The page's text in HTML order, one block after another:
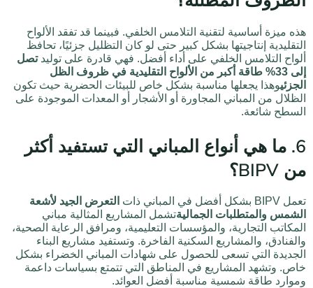
هذه ميزة أساسية لتقنية التلامس الخلفي. فبينما قد تفقد الألواح
التقليدية إنتاجيتها بشكل كبير حتى لو كان التظليل جزئيًا، تحافظ
ألواح التلامس الخلفي على أداء أفضل. فهي قادرة على توليدتصل
إلى 33% طاقة أكبر من الألواح التقليدية في ظروف الظل
الجزئيوهذا يجعلها مناسبة بشكل خاص للبيئات الحضرية حيث تكون
الظلال من المباني المجاورة أو الأشجار أو المعدات الموجودة على
السطح شائعة.
6. ما هي أنواع المباني التي تستفيد أكثر
من BIPV؟
تعمل BIPV بشكل أفضل في المباني ذات
التعرض الجيد لأشعة
الشمس والمتطلبات الجماليةتشمل المشاريع المثالية مباني
المكاتب التجارية، والمؤسسات التعليمية، ومرافق الرعاية الصحية،
والفنادق، والمشاريع السكنية الفاخرة. وتستفيد مشاريع البناء
الجديدة التي تسعى للحصول على شهادات المباني الخضراء بشكل
خاص. وتشهد المشاريع في المناطق التي تتمتع بسياسات داعمة
وموارد طاقة شمسية مناسبة أفضل العوائد.